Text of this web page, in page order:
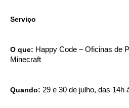
Serviço
O que: Happy Code – Oficinas de
Minecraft
Quando: 29 e 30 de julho, das 14h